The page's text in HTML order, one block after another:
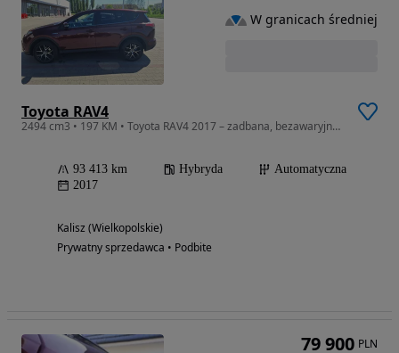
Toyota RAV4
2494 cm3 • 197 KM • Toyota RAV4 2017 – zadbana, bezawaryjna, gotowa do jazdy.
93 413 km Hybryda
Automatyczna
2017
Kalisz (Wielkopolskie)
Prywatny sprzedawca • Podbite
W granicach średniej
79 900 PLN